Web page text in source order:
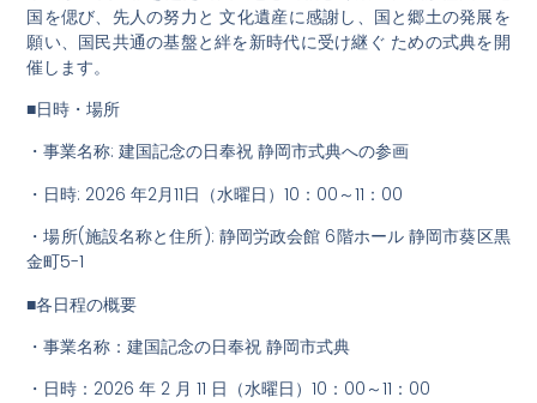
国を偲び、先人の努力と 文化遺産に感謝し、国と郷土の発展を
願い、国民共通の基盤と絆を新時代に受け継ぐ ための式典を開
催します。
■日時・場所
・事業名称: 建国記念の日奉祝 静岡市式典への参画
・日時: 2026 年2月11日（水曜日）10：00～11：00
・場所(施設名称と住所): 静岡労政会館 6階ホール 静岡市葵区黒
金町5-1
■各日程の概要
・事業名称：建国記念の日奉祝 静岡市式典
・日時：2026 年 2 月 11 日（水曜日）10：00～11：00